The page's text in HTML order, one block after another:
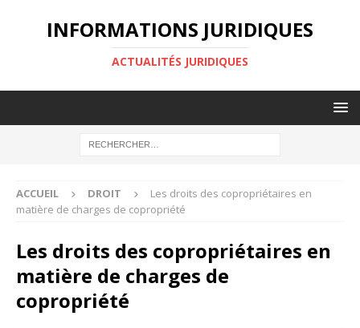
INFORMATIONS JURIDIQUES
ACTUALITÉS JURIDIQUES
ACCUEIL DROIT
Les droits des copropriétaires en
matière de charges de copropriété
Les droits des copropriétaires en
matière de charges de
copropriété